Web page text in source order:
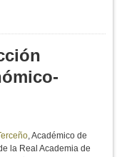
, Académico de
la Real Academia de